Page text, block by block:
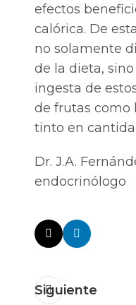
efectos
calórica. De
no solamente
de la dieta,
ingesta de
de frutas como
tinto en
Dr. J.A.
endocrinólogo
Siguiente